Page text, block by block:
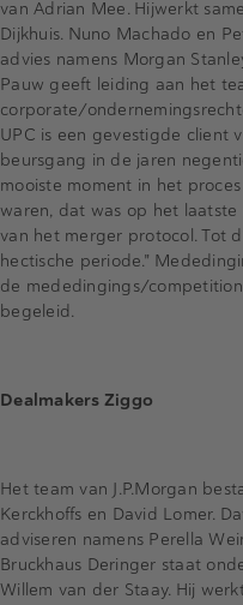
van Adrian Mee. Hijwerkt
Dijkhuis. Nuno Machado en
advies namens Morgan
Pauw geeft leiding aan het
corporate/
UPC is een gevestigde client
beursgang in de jaren
mooiste moment in het
waren, dat was op het
van het merger protocol. Tot
hectische periode."
de mededingings/
begeleid.
Dealmakers Ziggo
Het team van J.P.Morgan
Kerckhoffs en David Lomer.
adviseren namens Perella
Bruckhaus Deringer staat
Willem van der Staay. Hij